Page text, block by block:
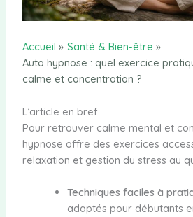
Accueil
Santé & Bien-être
Auto hypnose : quel exercice
calme et concentration ?
L’article en bref
Pour retrouver calme mental et
hypnose offre des exercices
relaxation et gestion du stress au
Techniques faciles à
adaptés pour débutants